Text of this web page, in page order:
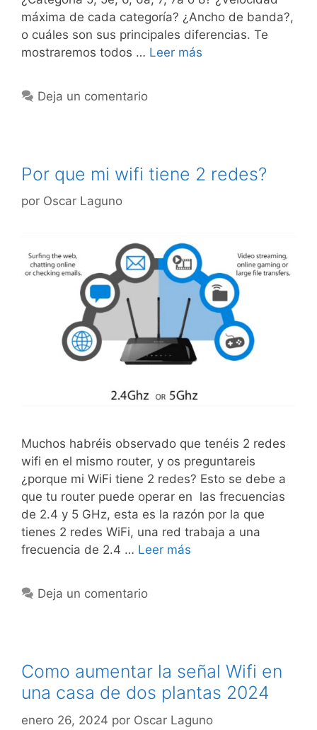
máxima de cada categoría? ¿Ancho de banda?,
o cuáles son sus principales diferencias. Te
mostraremos todos … Leer más
Deja un comentario
Por que mi wifi tiene 2 redes?
por Oscar Laguno
Muchos habréis observado que tenéis 2 redes
wifi en el mismo router, y os preguntareis
¿porque mi WiFi tiene 2 redes? Esto se debe a
que tu router puede operar en las frecuencias
de 2.4 y 5 GHz, esta es la razón por la que
tienes 2 redes WiFi, una red trabaja a una
frecuencia de 2.4 … Leer más
Deja un comentario
Como aumentar la señal Wifi en
una casa de dos plantas 2024
enero 26, 2024 por Oscar Laguno